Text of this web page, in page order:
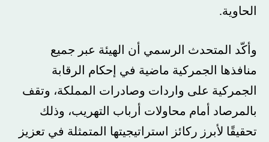
الحاوية.
وأكّد المتحدث الرسمي أن الهيئة عبر جميع
منافذها الجمركية ماضية في إحكام الرقابة
الجمركية على واردات وصادرات المملكة، وتقف
بالمرصاد أمام محاولات أرباب التهريب، وذلك
تحقيقًا لأبرز ركائز استراتيجيتها المتمثلة في تعزيز